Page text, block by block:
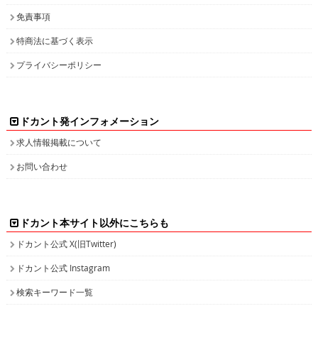
免責事項
特商法に基づく表示
プライバシーポリシー
ドカント発インフォメーション
求人情報掲載について
お問い合わせ
ドカント本サイト以外にこちらも
ドカント公式 X(旧Twitter)
ドカント公式 Instagram
検索キーワード一覧